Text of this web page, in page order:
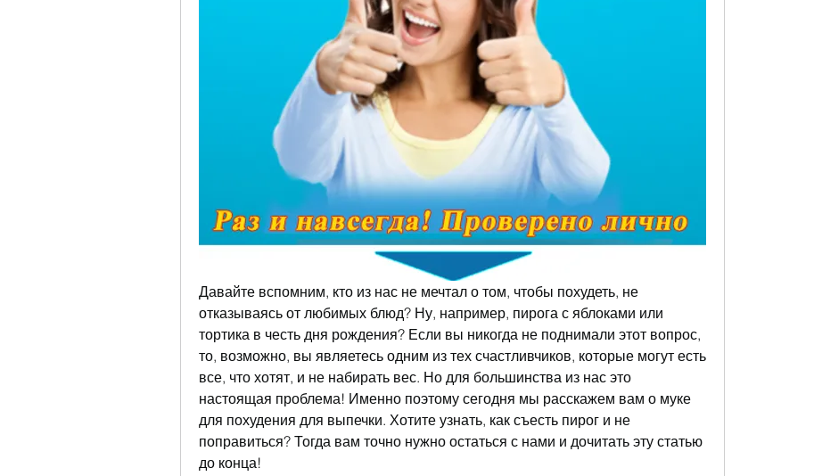
Давайте вспомним, кто из нас не мечтал о том, чтобы похудеть, не
отказываясь от любимых блюд? Ну, например, пирога с яблоками или
тортика в честь дня рождения? Если вы никогда не поднимали этот вопрос,
то, возможно, вы являетесь одним из тех счастливчиков, которые могут есть
все, что хотят, и не набирать вес. Но для большинства из нас это
настоящая проблема! Именно поэтому сегодня мы расскажем вам о муке
для похудения для выпечки. Хотите узнать, как съесть пирог и не
поправиться? Тогда вам точно нужно остаться с нами и дочитать эту статью
до конца!